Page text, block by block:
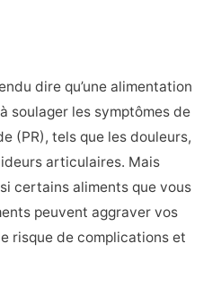
dire qu’une alimentation
soulager les symptômes de
(PR), tels que les douleurs,
articulaires. Mais
certains aliments que vous
peuvent aggraver vos
risque de complications et